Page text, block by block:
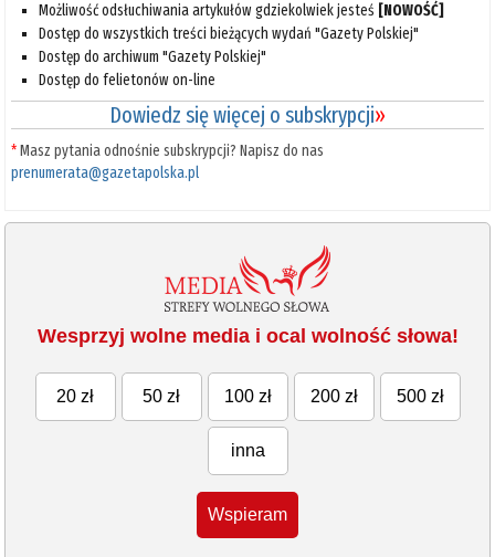
Możliwość odsłuchiwania artykułów gdziekolwiek jesteś [NOWOŚĆ]
Dostęp do wszystkich treści bieżących wydań "Gazety Polskiej"
Dostęp do archiwum "Gazety Polskiej"
Dostęp do felietonów on-line
Dowiedz się więcej o subskrypcji»
*Masz pytania odnośnie subskrypcji? Napisz do nas
prenumerata@gazetapolska.pl
Wesprzyj wolne media i ocal wolność słowa!
20 zł 50 zł 100 zł 200 zł 500 zł
inna
Wspieram